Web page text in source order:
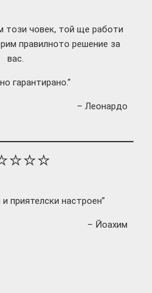
този човек, той ще работи
правилното решение за
вас.
гарантирано.”
– Леонардо
приятелски настроен”
– Йоахим